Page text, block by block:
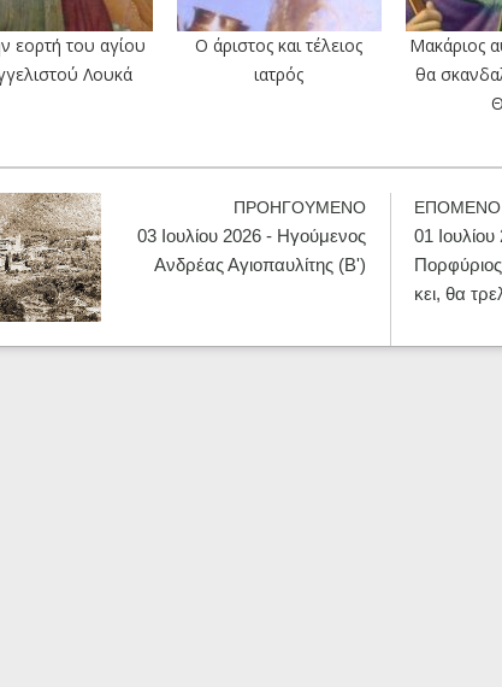
εορτή του αγίου
Λουκά
Ο άριστος και τέλειος
ιατρός
Μακάριος
θα
ΠΡΟΗΓΟΥΜΕΝΟ
03 Ιουλίου 2026 - Ηγούμενος
Ανδρέας Αγιοπαυλίτης (Β')
ΕΠΟΜΕΝΟ
01
κει, θα